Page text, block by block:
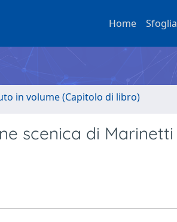
Home Sfoglia
in volume (Capitolo di libro)
scenica di Marinetti